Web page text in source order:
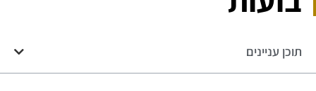
תוכן עניינים